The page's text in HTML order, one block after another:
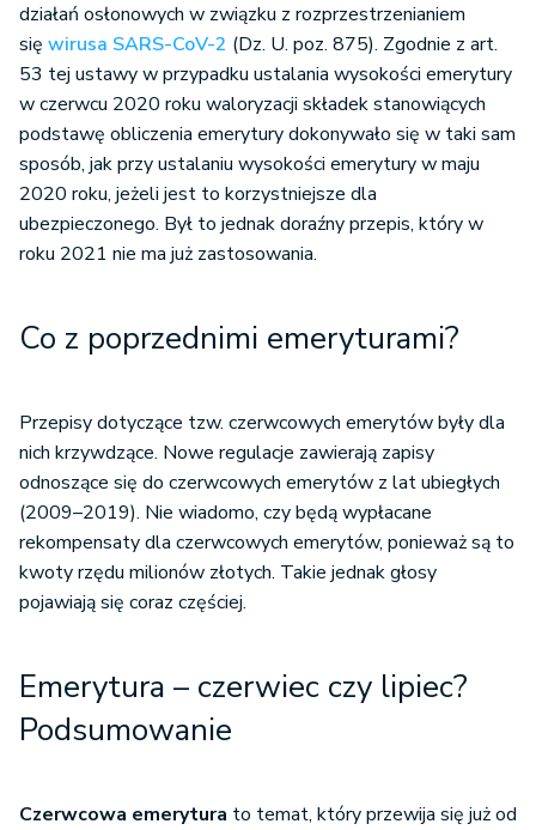
działań osłonowych w związku z rozprzestrzenianiem
się wirusa SARS-CoV-2 (Dz. U. poz. 875). Zgodnie z art.
53 tej ustawy w przypadku ustalania wysokości emerytury
w czerwcu 2020 roku waloryzacji składek stanowiących
podstawę obliczenia emerytury dokonywało się w taki sam
sposób, jak przy ustalaniu wysokości emerytury w maju
2020 roku, jeżeli jest to korzystniejsze dla
ubezpieczonego. Był to jednak doraźny przepis, który w
roku 2021 nie ma już zastosowania.
Co z poprzednimi emeryturami?
Przepisy dotyczące tzw. czerwcowych emerytów były dla
nich krzywdzące. Nowe regulacje zawierają zapisy
odnoszące się do czerwcowych emerytów z lat ubiegłych
(2009–2019). Nie wiadomo, czy będą wypłacane
rekompensaty dla czerwcowych emerytów, ponieważ są to
kwoty rzędu milionów złotych. Takie jednak głosy
pojawiają się coraz częściej.
Emerytura – czerwiec czy lipiec?
Podsumowanie
Czerwcowa emerytura to temat, który przewija się już od